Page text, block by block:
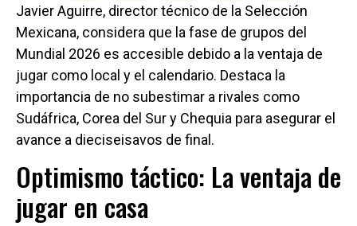
Javier Aguirre, director técnico de la Selección
Mexicana, considera que la fase de grupos del
Mundial 2026 es accesible debido a la ventaja de
jugar como local y el calendario. Destaca la
importancia de no subestimar a rivales como
Sudáfrica, Corea del Sur y Chequia para asegurar el
avance a dieciseisavos de final.
Optimismo táctico: La ventaja de
jugar en casa